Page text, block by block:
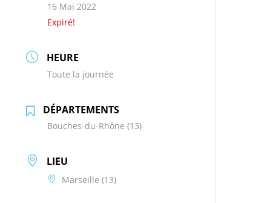
16 Mai 2022
Expiré!
HEURE
Toute la journée
DÉPARTEMENTS
Bouches-du-Rhône (13)
LIEU
Marseille (13)